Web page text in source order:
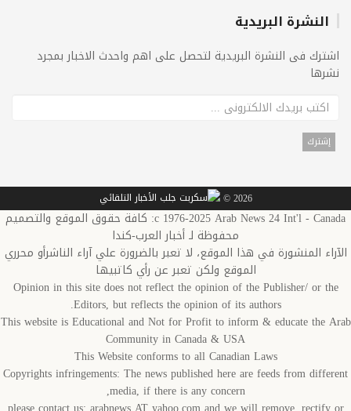
النشرة البريدية
اشترك فى النشرة البريدية لتحصل على اهم واحدث الاخبار بمجرد
نشرها
2026 ©
c 1976-2025 Arab News 24 Int'l - Canada: كافة حقوق الموقع والتصميم
محفوظة لـ أخبار العرب-كندا
الآراء المنشورة في هذا الموقع، لا تعبر بالضرورة علي آراء الناشرأو محرري
الموقع ولكن تعبر عن رأي كاتبيها
Opinion in this site does not reflect the opinion of the Publisher/ or the
Editors, but reflects the opinion of its authors.
This website is Educational and Not for Profit to inform & educate the Arab
Community in Canada & USA
This Website conforms to all Canadian Laws
Copyrights infringements: The news published here are feeds from different
media, if there is any concern,